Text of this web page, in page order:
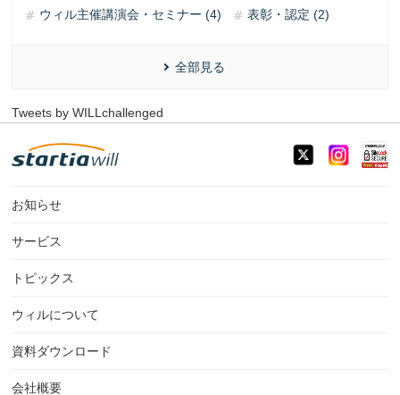
ウィル主催講演会・セミナー (4)
表彰・認定 (2)
全部見る
Tweets by WILLchallenged
お知らせ
サービス
トピックス
ウィルについて
資料ダウンロード
会社概要